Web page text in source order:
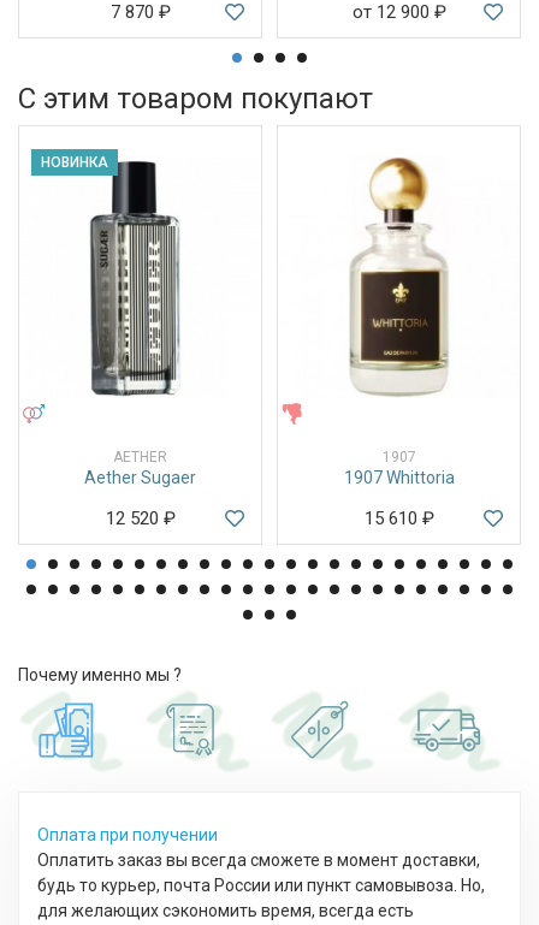
7 870 ₽ от 12 900 ₽
С этим товаром покупают
НОВИНКА
AETHER
Aether Sugaer
12 520 ₽
1907
1907 Whittoria
15 610 ₽
Почему именно мы ?
Оплата при получении
Оплатить заказ вы всегда сможете в момент доставки,
будь то курьер, почта России или пункт самовывоза. Но,
для желающих сэкономить время, всегда есть